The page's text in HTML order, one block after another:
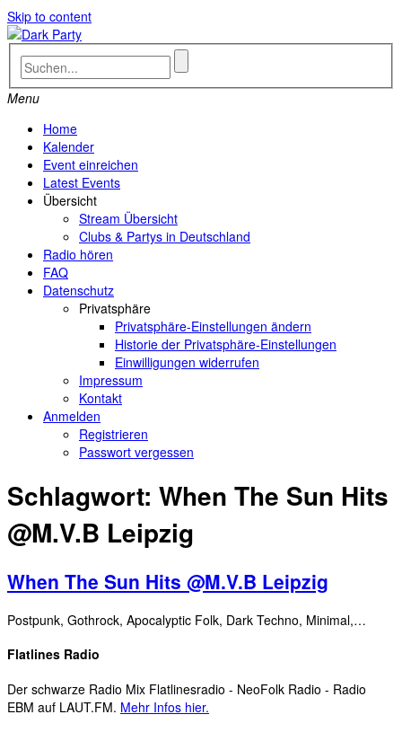
Skip to content
Menu
Home
Kalender
Event einreichen
Latest Events
Übersicht
Stream Übersicht
Clubs & Partys in Deutschland
Radio hören
FAQ
Datenschutz
Privatsphäre
Privatsphäre-Einstellungen ändern
Historie der Privatsphäre-Einstellungen
Einwilligungen widerrufen
Impressum
Kontakt
Anmelden
Registrieren
Passwort vergessen
Schlagwort: When The Sun Hits
@M.V.B Leipzig
When The Sun Hits @M.V.B Leipzig
Postpunk, Gothrock, Apocalyptic Folk, Dark Techno, Minimal,…
Flatlines Radio
Der schwarze Radio Mix Flatlinesradio - NeoFolk Radio - Radio
EBM auf LAUT.FM. Mehr Infos hier.